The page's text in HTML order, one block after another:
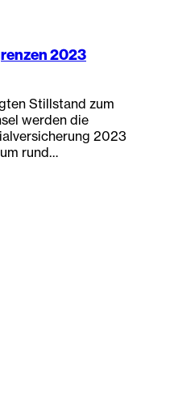
2023
Stillstand zum
werden die
2023
rund…